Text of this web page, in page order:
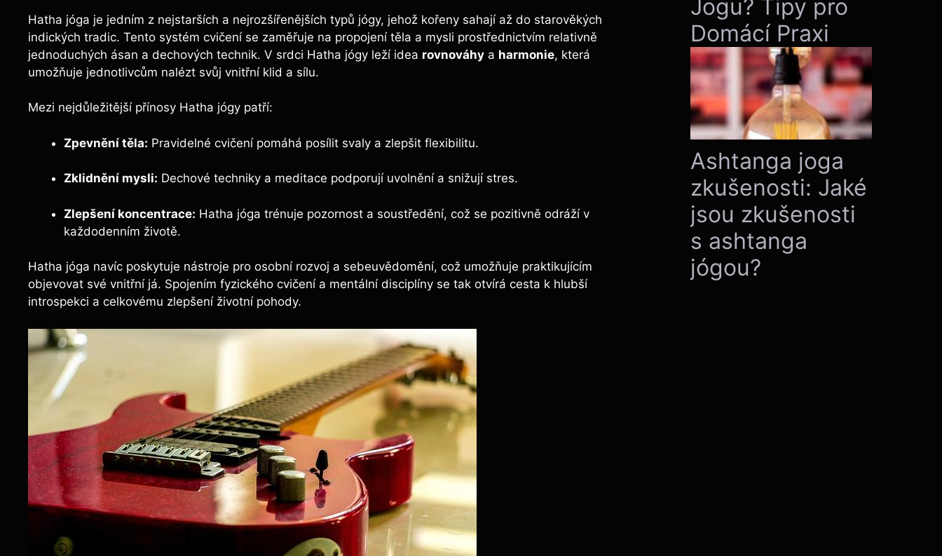
Hatha jóga je jedním z nejstarších a nejrozšířenějších typů jógy, jehož kořeny sahají až do starověkých
indických tradic. Tento systém cvičení se zaměřuje na propojení těla a mysli prostřednictvím relativně
jednoduchých ásan a dechových technik. V srdci Hatha jógy leží idea rovnováhy a harmonie, která
umožňuje jednotlivcům nalézt svůj vnitřní klid a sílu.
Mezi nejdůležitější přínosy Hatha jógy patří:
Zpevnění těla: Pravidelné cvičení pomáhá posílit svaly a zlepšit flexibilitu.
Zklidnění mysli: Dechové techniky a meditace podporují uvolnění a snižují stres.
Zlepšení koncentrace: Hatha jóga trénuje pozornost a soustředění, což se pozitivně odráží v
každodenním životě.
Hatha jóga navíc poskytuje nástroje pro osobní rozvoj a sebeuvědomění, což umožňuje praktikujícím
objevovat své vnitřní já. Spojením fyzického cvičení a mentální disciplíny se tak otvírá cesta k hlubší
introspekci a celkovému zlepšení životní pohody.
Jogu? Tipy pro
Domácí Praxi
Ashtanga joga
zkušenosti: Jaké
jsou zkušenosti
s ashtanga
jógou?